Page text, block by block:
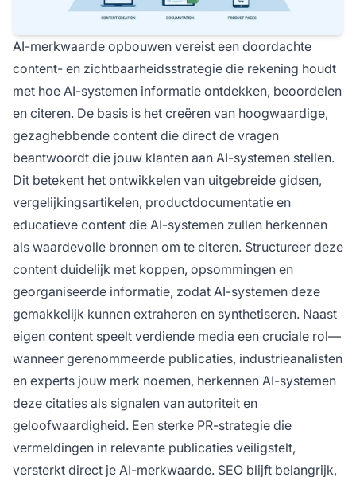
AI-merkwaarde opbouwen vereist een doordachte
content- en zichtbaarheidsstrategie die rekening houdt
met hoe AI-systemen informatie ontdekken, beoordelen
en citeren. De basis is het creëren van hoogwaardige,
gezaghebbende content die direct de vragen
beantwoordt die jouw klanten aan AI-systemen stellen.
Dit betekent het ontwikkelen van uitgebreide gidsen,
vergelijkingsartikelen, productdocumentatie en
educatieve content die AI-systemen zullen herkennen
als waardevolle bronnen om te citeren. Structureer deze
content duidelijk met koppen, opsommingen en
georganiseerde informatie, zodat AI-systemen deze
gemakkelijk kunnen extraheren en synthetiseren. Naast
eigen content speelt verdiende media een cruciale rol—
wanneer gerenommeerde publicaties, industrieanalisten
en experts jouw merk noemen, herkennen AI-systemen
deze citaties als signalen van autoriteit en
geloofwaardigheid. Een sterke PR-strategie die
vermeldingen in relevante publicaties veiligstelt,
versterkt direct je AI-merkwaarde. SEO blijft belangrijk,